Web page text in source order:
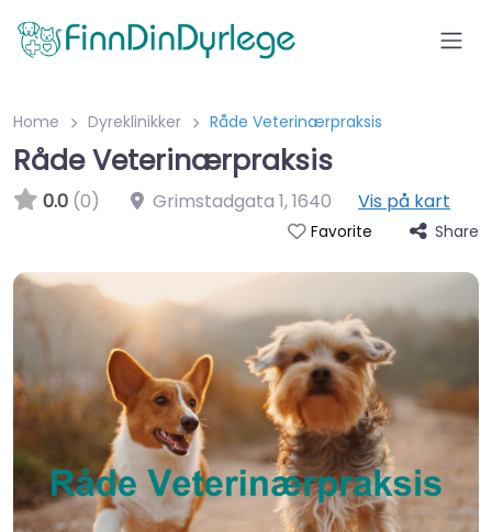
Home Dyreklinikker Råde Veterinærpraksis
Råde Veterinærpraksis
0.0 (0) Grimstadgata 1,1640 Vis på kart
Favorite Share